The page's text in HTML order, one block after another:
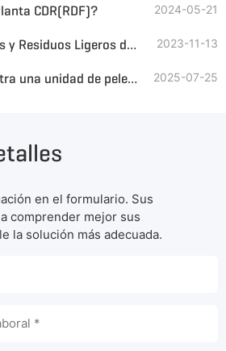
CDR(RDF)? 2024-05-21
Utilización de Residuos y Residuos Ligeros de Pulpa de Fábrica de Papel para Combustibles Alternativos 2023-11-13
GEP ECOTECH suministra una unidad de peletización de CDR de alto rendimiento en Oriente Medio 2025-07-25
en el formulario. Sus
comprender mejor sus
la solución más adecuada.